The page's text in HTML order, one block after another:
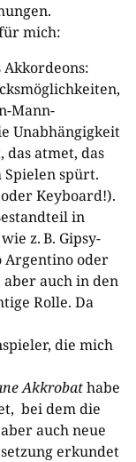
mich:
Mann-
Unabhängigkeit
das atmet, das
spürt.
Keyboard!).
in
z. B. Gipsy-​
Argentino oder
auch in den
Rolle. Da
die mich
Akkrobathabe
bei dem die
auch neue
erkundet